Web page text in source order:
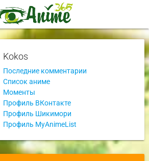
Kokos
Последние комментарии
Список аниме
Моменты
Профиль ВКонтакте
Профиль Шикимори
Профиль MyAnimeList